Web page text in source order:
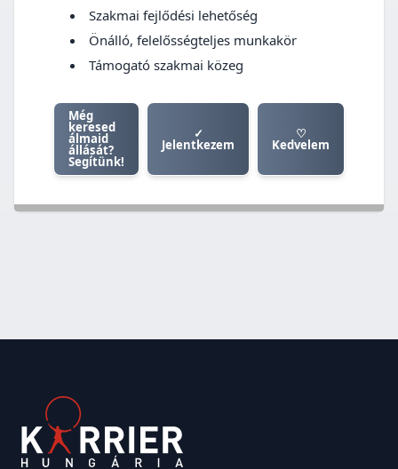
Szakmai fejlődési lehetőség
Önálló, felelősségteljes munkakör
Támogató szakmai közeg
Még
keresed
álmaid
állását?
Segítünk!
✓
Jelentkezem
♡
Kedvelem